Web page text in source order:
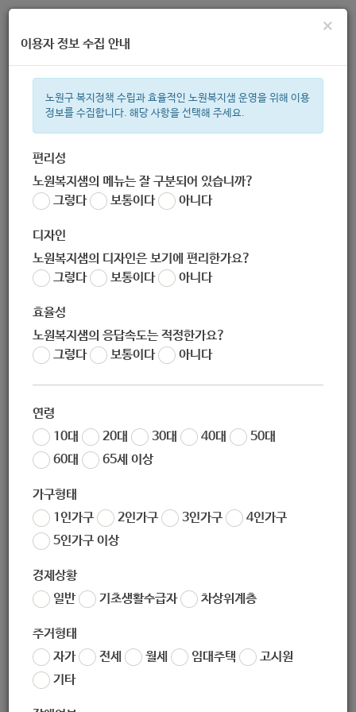
주간 인기검색어
한눈으로 보는 복지 정보
×
이용자 정보 수집 안내
노원구 복지정책 수립과 효율적인 노원복지샘 운영을 위해 이용
정보를 수집합니다. 해당 사항을 선택해 주세요.
편리성
노원복지샘의 메뉴는 잘 구분되어 있습니까?
그렇다
보통이다 아니다
디자인
노원복지샘의 디자인은 보기에 편리한가요?
그렇다
보통이다 아니다
효율성
노원복지샘의 응답속도는 적정한가요?
그렇다
보통이다 아니다
연령
10대
20대 30대 40대
50대
60대
65세 이상
가구형태
1인가구
2인가구 3인가구
4인가구
5인가구 이상
경제상황
일반
기초생활수급자 차상위계층
주거형태
자가
전세 월세 임대주택
고시원
기타
서울시 맞춤형 복지상황지도(노숙인)
지침
작성자 노원 복지샘
305
서울시-맞춤형-복지상황지도-노숙인.pdf
2020년 서울형 기초보장제도 사업안내